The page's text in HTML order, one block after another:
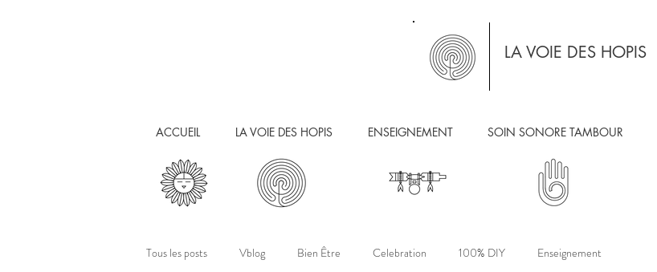
LA VOIE DES HOPIS
ACCUEIL LA VOIE DES HOPIS ENSEIGNEMENT SOIN SONORE TAMBOUR
Tous les posts Vblog Bien Être Celebration 100% DIY Enseignement